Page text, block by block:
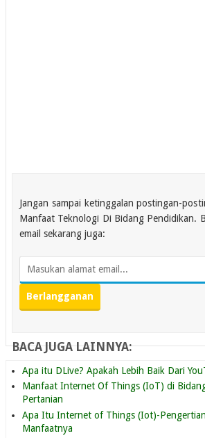
Jangan sampai ketinggalan postingan-
Manfaat Teknologi Di Bidang Pendidikan.
email sekarang juga:
BACA JUGA LAINNYA:
Apa itu DLive? Apakah Lebih Baik Dari
Manfaat Internet Of Things (IoT) di
Pertanian
Apa Itu Internet of Things (Iot)-
Manfaatnya